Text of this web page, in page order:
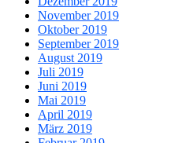
November 2019
Oktober 2019
September 2019
August 2019
Juli 2019
Juni 2019
Mai 2019
April 2019
März 2019